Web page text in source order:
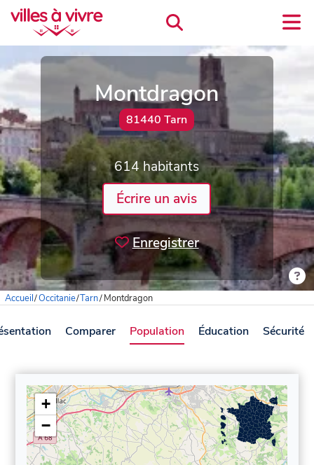
Montdragon
81440 Tarn
614 habitants
Écrire un avis
Enregistrer
Accueil/Occitanie/Tarn/Montdragon
Comparer Population Éducation Sécurité
+
−